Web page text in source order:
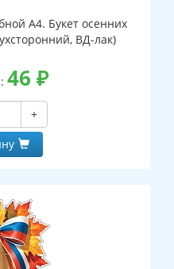
А4. Букет осенних
ВД-лак)
46 ₽
+